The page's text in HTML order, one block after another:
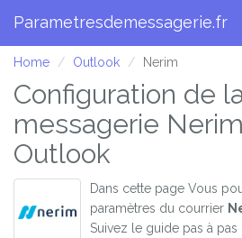
Parametresdemessagerie.fr
Home Outlook Nerim
Configuration de
messagerie
Outlook
Dans cette page Vous
paramètres du courrier
Suivez le guide pas à